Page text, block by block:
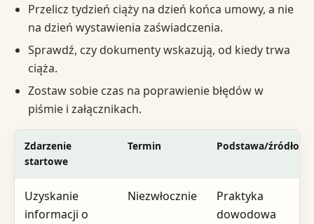
Przelicz tydzień ciąży na dzień końca umowy, a nie
na dzień wystawienia zaświadczenia.
Sprawdź, czy dokumenty wskazują, od kiedy trwa
ciąża.
Zostaw sobie czas na poprawienie błędów w
piśmie i załącznikach.
Zdarzenie
startowe
Termin Podstawa/źródło
Uzyskanie
informacji o
Niezwłocznie
Praktyka
dowodowa